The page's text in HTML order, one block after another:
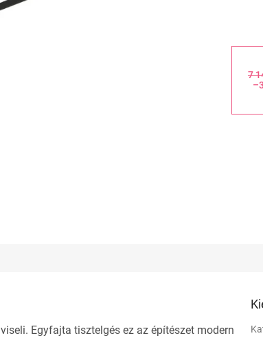
7
Egyfajta tisztelgés ez az építészet modern